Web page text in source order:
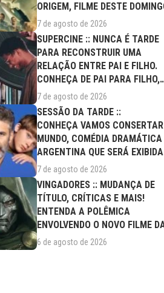
ORIGEM, FILME DESTE
(09/08)
7 de agosto de 2026
SUPERCINE :: NUNCA É TARDE
PARA RECONSTRUIR UMA
RELAÇÃO ENTRE PAI E FILHO.
CONHEÇA DE PAI PARA FILHO,
FILME DESTE...
7 de agosto de 2026
SESSÃO DA TARDE ::
CONHEÇA VAMOS
MUNDO, COMÉDIA DRAMÁTICA
ARGENTINA QUE SERÁ EXIBIDA
NESTA SEXTA (07/08)
7 de agosto de 2026
VINGADORES :: MUDANÇA DE
TÍTULO, CRÍTICAS E MAIS!
ENTENDA A POLÊMICA
ENVOLVENDO O NOVO FILME
MARVEL
6 de agosto de 2026